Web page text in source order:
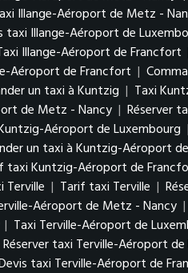
Illange-Aéroport de Metz -
taxi Illange-Aéroport de
Illange-Aéroport de Francfort
Aéroport de Francfort |
un taxi à Kuntzig | Taxi
de Metz - Nancy | Réserver
Aéroport de Luxembourg |
un taxi à Kuntzig-Aéroport
taxi Kuntzig-Aéroport de
Terville | Tarif taxi Terville |
Aéroport de Metz - Nancy |
| Taxi Terville-Aéroport de
Réserver taxi Terville-Aéroport
taxi Terville-Aéroport de